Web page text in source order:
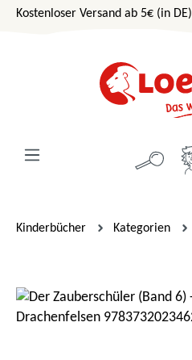
Zum Hauptinhalt springen
Kostenloser Versand ab 5€ (in DE)
Kinderbücher Kategorien
Bildergalerie überspringen